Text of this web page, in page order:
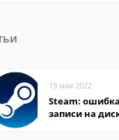
19 мая 2022
Steam:
записи на